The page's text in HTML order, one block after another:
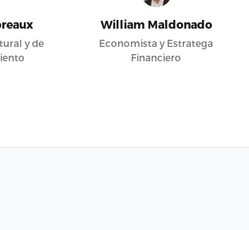
y de
William Maldonado
Economista y Estratega
Financiero